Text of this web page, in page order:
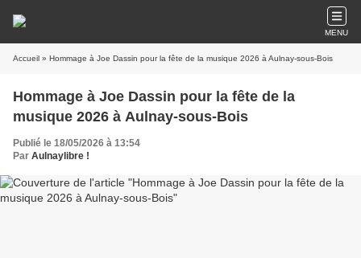
MENU
Accueil » Hommage à Joe Dassin pour la fête de la musique 2026 à Aulnay-sous-Bois
Hommage à Joe Dassin pour la fête de la
musique 2026 à Aulnay-sous-Bois
Publié le 18/05/2026 à 13:54
Par Aulnaylibre !